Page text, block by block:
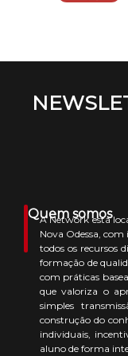
Quem somos
A Network está
Nova Odessa,
todos os recursos
formação de
com práticas
que valoriza o
simples
construção do
individuais,
aluno de forma